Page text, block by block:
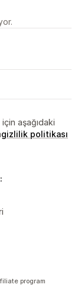
için aşağıdaki
gizlilik politikası
program